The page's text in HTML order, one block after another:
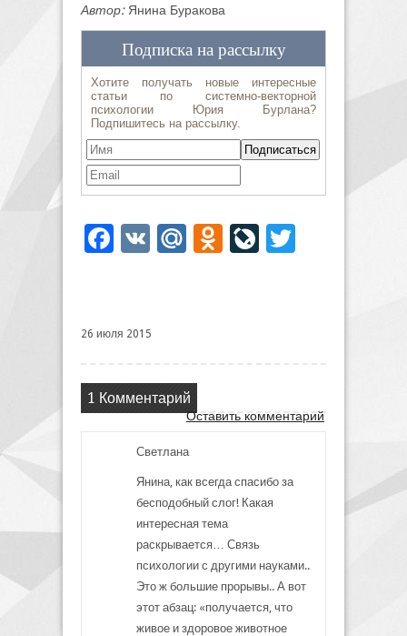
Автор:Янина Буракова
Facebook
VK Mail.Ru Odnoklassniki
LiveJournal
26 июля 2015
1 Комментарий
Оставить комментарий
Светлана
Янина, как всегда спасибо за
бесподобный слог! Какая
интересная тема
раскрывается… Связь
психологии с другими науками..
Это ж большие прорывы.. А вот
этот абзац: «получается, что
живое и здоровое животное